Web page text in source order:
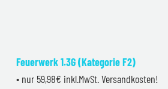
Feuerwerk 1.3G (Kategorie F2)
• nur 59,98€ inkl.MwSt. Versandkosten!